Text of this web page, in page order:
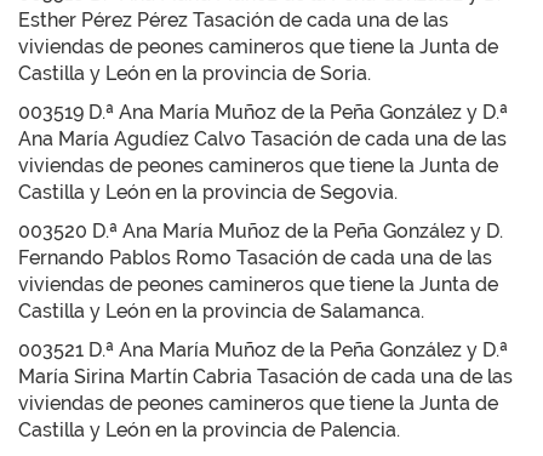
Esther Pérez Pérez Tasación de cada una de las
viviendas de peones camineros que tiene la Junta de
Castilla y León en la provincia de Soria.
003519 D.ª Ana María Muñoz de la Peña González y D.ª
Ana María Agudíez Calvo Tasación de cada una de las
viviendas de peones camineros que tiene la Junta de
Castilla y León en la provincia de Segovia.
003520 D.ª Ana María Muñoz de la Peña González y D.
Fernando Pablos Romo Tasación de cada una de las
viviendas de peones camineros que tiene la Junta de
Castilla y León en la provincia de Salamanca.
003521 D.ª Ana María Muñoz de la Peña González y D.ª
María Sirina Martín Cabria Tasación de cada una de las
viviendas de peones camineros que tiene la Junta de
Castilla y León en la provincia de Palencia.